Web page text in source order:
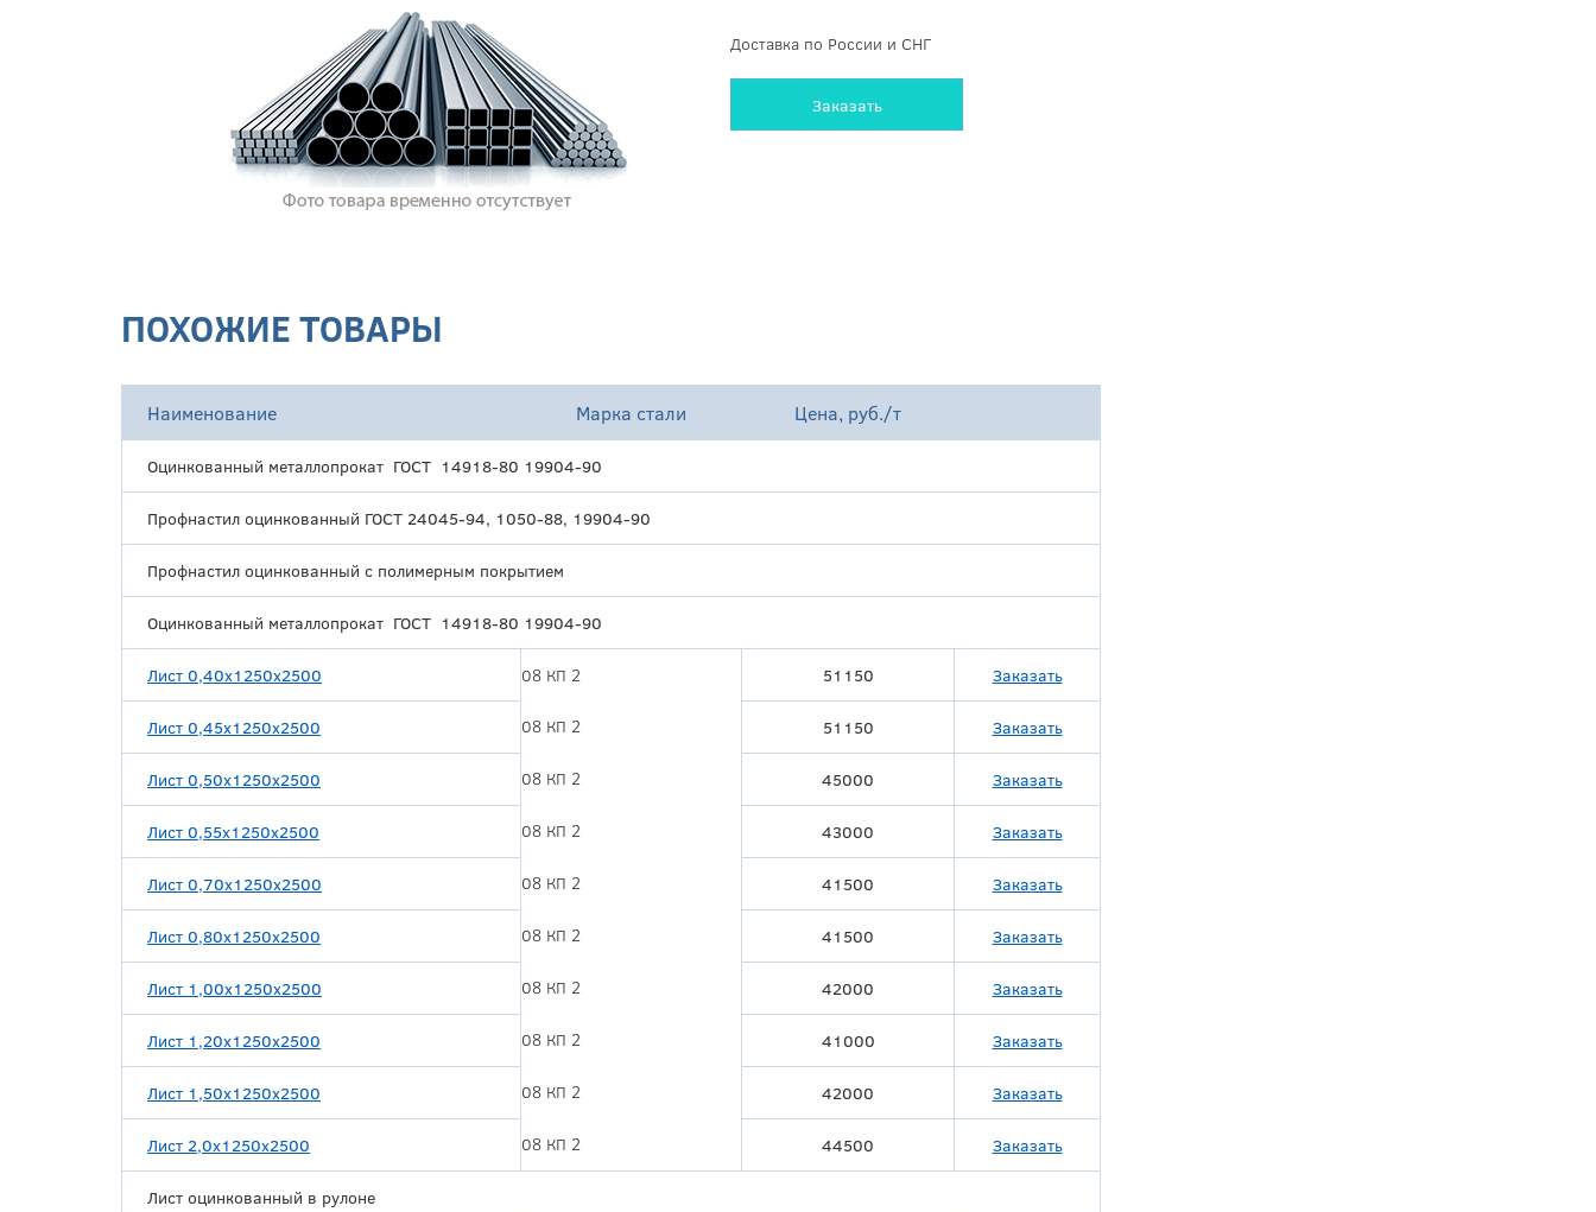
Доставка по России и СНГ
Заказать
ПОХОЖИЕ ТОВАРЫ
Наименование Марка стали Цена, руб./т
Оцинкованный металлопрокат ГОСТ 14918-80 19904-90
Профнастил оцинкованный ГОСТ 24045-94, 1050-88, 19904-90
Профнастил оцинкованный с полимерным покрытием
Оцинкованный металлопрокат ГОСТ 14918-80 19904-90
Лист 0,40х1250х2500 08 КП 2 51150 Заказать
Лист 0,45х1250х2500 08 КП 2 51150 Заказать
Лист 0,50х1250х2500 08 КП 2 45000 Заказать
Лист 0,55х1250х2500 08 КП 2 43000 Заказать
Лист 0,70х1250х2500 08 КП 2 41500 Заказать
Лист 0,80х1250х2500 08 КП 2 41500 Заказать
Лист 1,00х1250х2500 08 КП 2 42000 Заказать
Лист 1,20х1250х2500 08 КП 2 41000 Заказать
Лист 1,50х1250х2500 08 КП 2 42000 Заказать
Лист 2,0х1250х2500 08 КП 2 44500 Заказать
Лист оцинкованный в рулоне